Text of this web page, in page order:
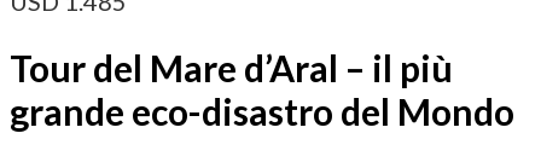
Tour del Mare d’Aral – il più
grande eco-disastro del Mondo